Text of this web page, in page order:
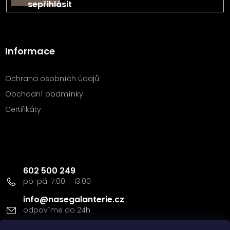
se
Informace
Ochrana osobních údajů
Obchodní podmínky
Certifikáty
info@nasegalanterie.cz
602 500 249